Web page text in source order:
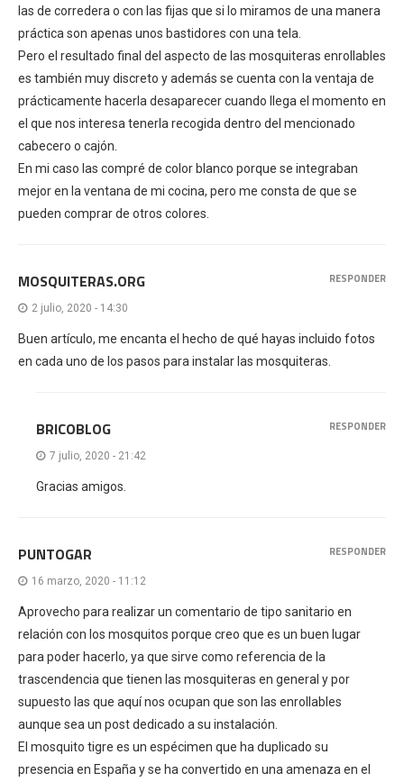
las de corredera o con las fijas que si lo miramos de una manera
práctica son apenas unos bastidores con una tela.
Pero el resultado final del aspecto de las mosquiteras enrollables
es también muy discreto y además se cuenta con la ventaja de
prácticamente hacerla desaparecer cuando llega el momento en
el que nos interesa tenerla recogida dentro del mencionado
cabecero o cajón.
En mi caso las compré de color blanco porque se integraban
mejor en la ventana de mi cocina, pero me consta de que se
pueden comprar de otros colores.
MOSQUITERAS.ORG
2 julio, 2020 - 14:30
Buen artículo, me encanta el hecho de qué hayas incluido fotos
en cada uno de los pasos para instalar las mosquiteras.
RESPONDER
BRICOBLOG
7 julio, 2020 - 21:42
Gracias amigos.
RESPONDER
PUNTOGAR
16 marzo, 2020 - 11:12
Aprovecho para realizar un comentario de tipo sanitario en
relación con los mosquitos porque creo que es un buen lugar
para poder hacerlo, ya que sirve como referencia de la
trascendencia que tienen las mosquiteras en general y por
supuesto las que aquí nos ocupan que son las enrollables
aunque sea un post dedicado a su instalación.
El mosquito tigre es un espécimen que ha duplicado su
presencia en España y se ha convertido en una amenaza en el
RESPONDER